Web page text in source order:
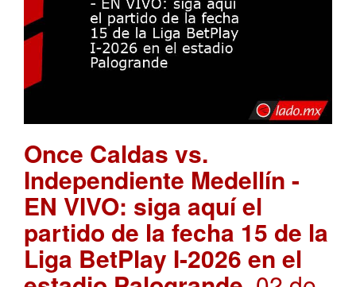
Once Caldas vs.
Independiente Medellín -
EN VIVO: siga aquí el
partido de la fecha 15 de la
Liga BetPlay I-2026 en el